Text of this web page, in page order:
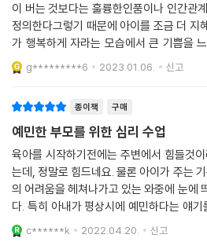
이 버는 것보다는 훌륭한인품이나 인간관
정의한다그렇기 때문에 아이를 조금 더 지
가 행복하게 자라는 모습에서 큰 기쁨을
계획한다 때로 삶이 어두워보일지라도 긍
려고
g*********6 2023.01.06. 신고
종이책 구매
예민한 부모를 위한 심리 수업
육아를 시작하기전에는 주변에서 힘들것
는데, 정말로 힘드네요. 물론 아이가 주는 기쁨
의 어려움을 헤쳐나가고 있는 와중에 눈에
다. 특히 아내가 평상시에 예민하다는 얘
싶어서요. 선물 겸 보여주었는데, 본인이
c******k 2022.04.20. 신고